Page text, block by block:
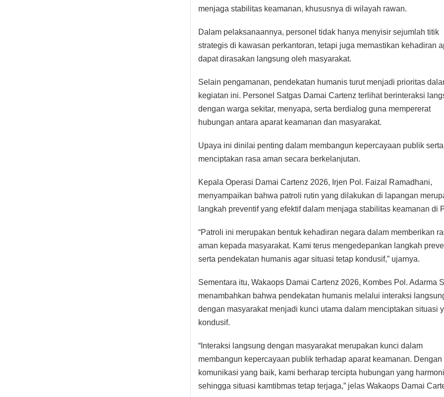
menjaga stabilitas keamanan, khususnya di wilayah rawan.
Dalam pelaksanaannya, personel tidak hanya menyisir sejumlah titik
strategis di kawasan perkantoran, tetapi juga memastikan kehadiran
dapat dirasakan langsung oleh masyarakat.
Selain pengamanan, pendekatan humanis turut menjadi prioritas
kegiatan ini. Personel Satgas Damai Cartenz terlihat berinteraksi
dengan warga sekitar, menyapa, serta berdialog guna mempererat
hubungan antara aparat keamanan dan masyarakat.
Upaya ini dinilai penting dalam membangun kepercayaan publik serta
menciptakan rasa aman secara berkelanjutan.
Kepala Operasi Damai Cartenz 2026, Irjen Pol. Faizal Ramadhani,
menyampaikan bahwa patroli rutin yang dilakukan di lapangan
langkah preventif yang efektif dalam menjaga stabilitas keamanan di
“Patroli ini merupakan bentuk kehadiran negara dalam memberikan
aman kepada masyarakat. Kami terus mengedepankan langkah
serta pendekatan humanis agar situasi tetap kondusif,” ujarnya.
Sementara itu, Wakaops Damai Cartenz 2026, Kombes Pol. Adarma
menambahkan bahwa pendekatan humanis melalui interaksi
dengan masyarakat menjadi kunci utama dalam menciptakan situasi
kondusif.
“Interaksi langsung dengan masyarakat merupakan kunci dalam
membangun kepercayaan publik terhadap aparat keamanan. Dengan
komunikasi yang baik, kami berharap tercipta hubungan yang
sehingga situasi kamtibmas tetap terjaga,” jelas Wakaops Damai